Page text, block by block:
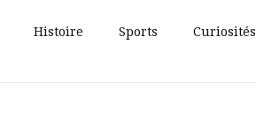
Histoire Sports Curiosités